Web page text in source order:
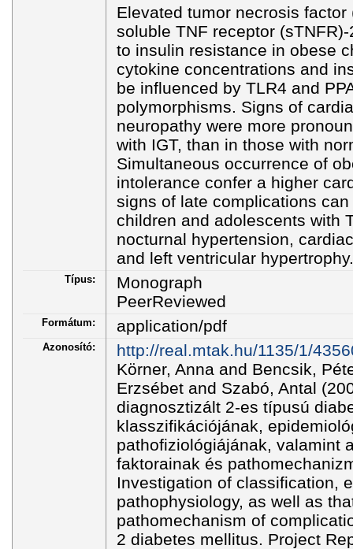
Elevated tumor necrosis factor
soluble TNF receptor
to insulin resistance in obese
cytokine concentrations and
be influenced by TLR4 and
polymorphisms. Signs of
neuropathy were more
with IGT, than in those with
Simultaneous occurrence of
intolerance confer a higher
signs of late complications
children and adolescents with
nocturnal hypertension,
and left ventricular hypertrophy.
Típus:
Monograph
PeerReviewed
Formátum: application/pdf
Azonosító:
http://real.mtak.hu/1135/1/
Körner, Anna and Bencsik,
Erzsébet and Szabó, Antal
diagnosztizált 2-es típusú
klasszifikációjának,
pathofiziológiájának, valamint
faktorainak és
Investigation of classification,
pathophysiology, as well as
pathomechanism of
2 diabetes mellitus. Project